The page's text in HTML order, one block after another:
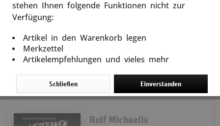
in die...
Rolf Michaelis
stehen Ihnen folgende Funktionen nicht zur
Verfügung:
Artikel in den Warenkorb legen
Merkzettel
Artikelempfehlungen und vieles mehr
Einverstanden
Schließen